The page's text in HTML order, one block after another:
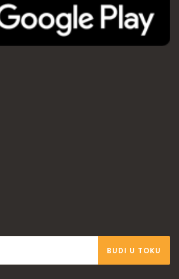
BUDI U TOKU